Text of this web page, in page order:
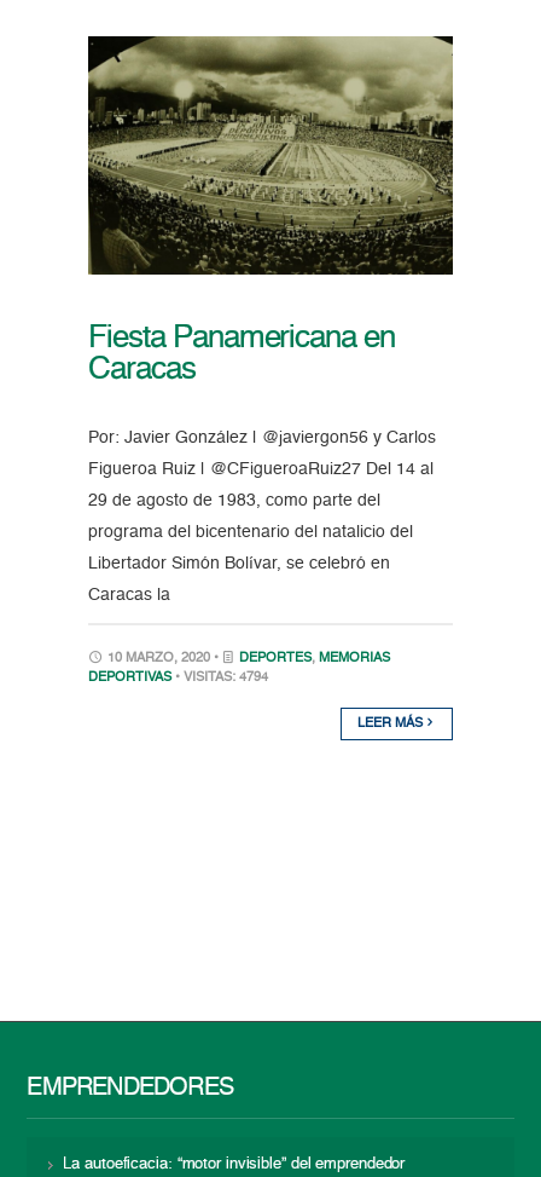
Fiesta Panamericana en
Caracas
Por: Javier González | @javiergon56 y Carlos
Figueroa Ruiz | @CFigueroaRuiz27 Del 14 al
29 de agosto de 1983, como parte del
programa del bicentenario del natalicio del
Libertador Simón Bolívar, se celebró en
Caracas la
10 MARZO, 2020 • DEPORTES, MEMORIAS
DEPORTIVAS • VISITAS: 4794
LEER MÁS
EMPRENDEDORES
La autoeficacia: “motor invisible” del emprendedor